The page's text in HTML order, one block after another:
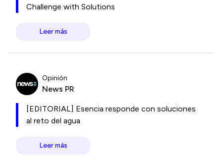
Challenge with Solutions
Leer más
Opinión
News PR
[EDITORIAL] Esencia responde con soluciones
al reto del agua
Leer más